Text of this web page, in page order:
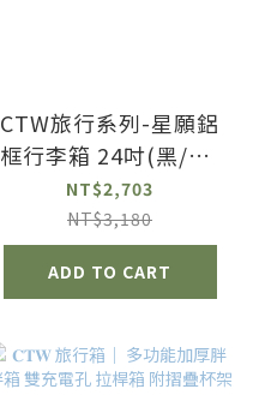
CTW旅行系列-星願鋁
框行李箱 24吋(黑/白)
Type-C+USB雙充電
孔 杯架 行李箱 旅行箱
拉桿箱
NT$2,703
NT$3,180
ADD TO CART